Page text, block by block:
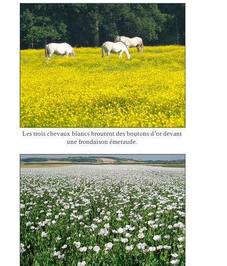
Les trois chevaux blancs broutent des boutons d’or devant
une frondaison émeraude.